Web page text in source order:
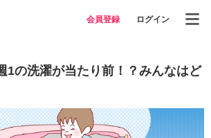
会員登録 ログイン
1の洗濯が当たり前！？みんなはど